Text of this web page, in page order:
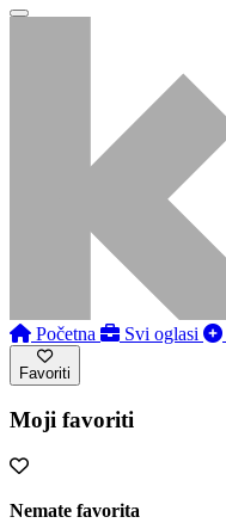
Početna Svi oglasi
Favoriti
Moji favoriti
Nemate favorita